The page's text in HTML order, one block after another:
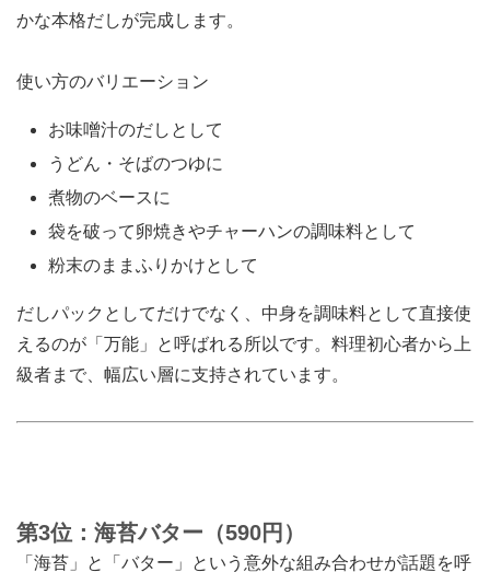
かな本格だしが完成します。
使い方のバリエーション
お味噌汁のだしとして
うどん・そばのつゆに
煮物のベースに
袋を破って卵焼きやチャーハンの調味料として
粉末のままふりかけとして
だしパックとしてだけでなく、中身を調味料として直接使
えるのが「万能」と呼ばれる所以です。料理初心者から上
級者まで、幅広い層に支持されています。
第3位：海苔バター（590円）
「海苔」と「バター」という意外な組み合わせが話題を呼